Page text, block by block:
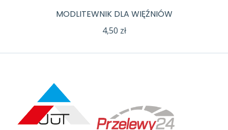
MODLITEWNIK DLA WIĘŹNIÓW
4,50 zł